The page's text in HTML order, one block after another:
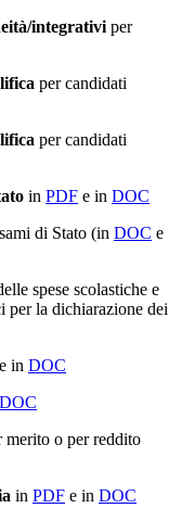
integrativi per
per candidati
per candidati
in PDF e in DOC
di Stato (in DOC e
spese scolastiche e
per la dichiarazione dei
e in DOC
DOC
merito o per reddito
in PDF e in DOC